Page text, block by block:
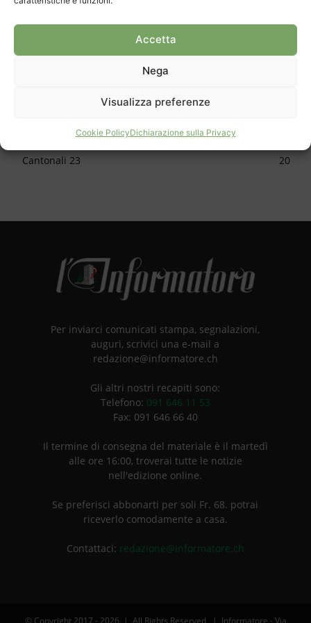
Accetta
Nega
Visualizza preferenze
Cookie PolicyDichiarazione sulla Privacy
CATEGORIE
Cultura
624
Approfondimento
Cantonali 23
20
Per inviarci comunicati stampa, segnalazioni,
auguri, scrivici una e-mail a
redazione@informatore.ch
Gli altri nostri recapiti sono:
Telefono: 091 646 11 53
Fax: 091 646 66 40
Il termine di consegna del materiale è il martedì
alle ore 16:00, troverai tutte le notizie
nell'edizione online.
Se preferisci abbonarti per soli Fr. 68. potrai
riceverlo comodamente a casa.
Contattaci: redazione@informatore.ch
© Copyright 2017 - 2026 | All Rights Reserved | Informatore - Via